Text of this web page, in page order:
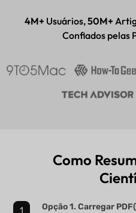
Aplicativo
4M+ Usuários,50M+
Confiados pelas
Como
Opção 1. Carregar